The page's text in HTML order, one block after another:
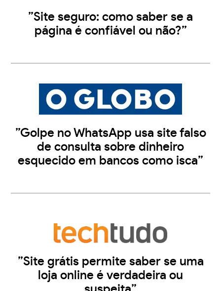
”Site seguro: como saber se a
página é confiável ou não?”
”Golpe no WhatsApp usa site falso
de consulta sobre dinheiro
esquecido em bancos como isca”
”Site grátis permite saber se uma
loja online é verdadeira ou